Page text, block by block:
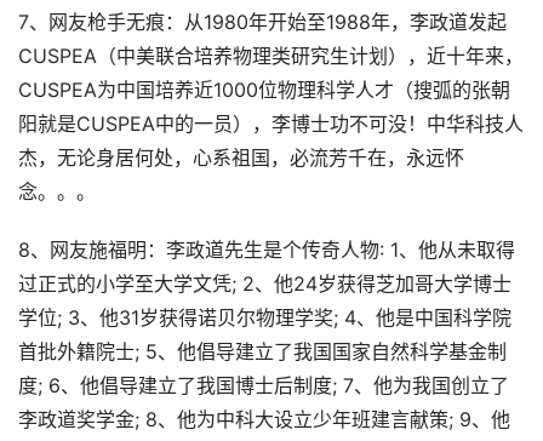
7、网友枪手无痕：从1980年开始至1988年，李政道发起
CUSPEA（中美联合培养物理类研究生计划），近十年来，
CUSPEA为中国培养近1000位物理科学人才（搜弧的张朝
阳就是CUSPEA中的一员），李博士功不可没！中华科技人
杰，无论身居何处，心系祖国，必流芳千在，永远怀
念。。。
8、网友施福明：李政道先生是个传奇人物: 1、他从未取得
过正式的小学至大学文凭; 2、他24岁获得芝加哥大学博士
学位; 3、他31岁获得诺贝尔物理学奖; 4、他是中国科学院
首批外籍院士; 5、他倡导建立了我国国家自然科学基金制
度; 6、他倡导建立了我国博士后制度; 7、他为我国创立了
李政道奖学金; 8、他为中科大设立少年班建言献策; 9、他